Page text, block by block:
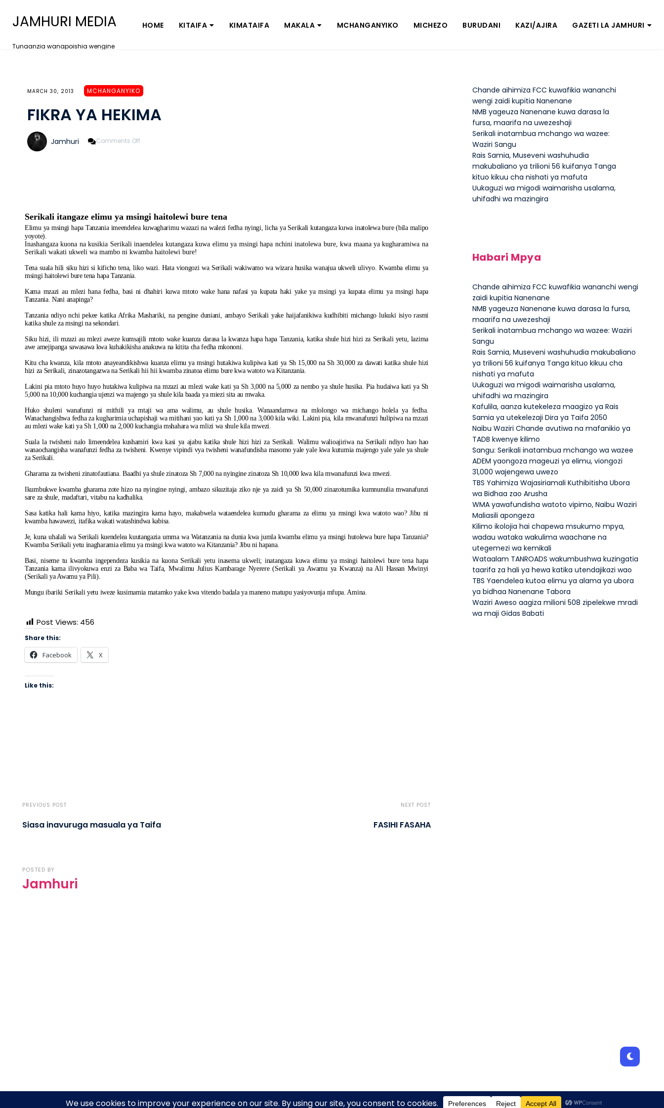
JAMHURI MEDIA
Tunaanzia wanapoishia wengine
HOME KITAIFA KIMATAIFA MAKALA MCHANGANYIKO MICHEZO BURUDANI KAZI/AJIRA GAZETI LA JAMHURI
MARCH 30, 2013 MCHANGANYIKO
FIKRA YA HEKIMA
Jamhuri Comments Off
Serikali itangaze elimu ya msingi haitolewi bure tena
Elimu ya msingi hapa Tanzania imeendelea kuwagharimu wazazi na walezi fedha nyingi, licha ya Serikali kutangaza kuwa inatolewa bure (bila malipo
yoyote).
Inashangaza kuona na kusikia Serikali inaendelea kutangaza kuwa elimu ya msingi hapa nchini inatolewa bure, kwa maana ya kugharamiwa na
Serikali wakati ukweli wa mambo ni kwamba haitolewi bure!
Tena suala hili siku hizi si kificho tena, liko wazi. Hata viongozi wa Serikali wakiwamo wa wizara husika wanajua ukweli ulivyo. Kwamba elimu ya
msingi haitolewi bure tena hapa Tanzania.
Kama mzazi au mlezi hana fedha, basi ni dhahiri kuwa mtoto wake hana nafasi ya kupata haki yake ya msingi ya kupata elimu ya msingi hapa
Tanzania. Nani anapinga?
Tanzania ndiyo nchi pekee katika Afrika Mashariki, na pengine duniani, ambayo Serikali yake haijafanikiwa kudhibiti michango lukuki isiyo rasmi
katika shule za msingi na sekondari.
Siku hizi, ili mzazi au mlezi aweze kumsajili mtoto wake kuanza darasa la kwanza hapa hapa Tanzania, katika shule hizi hizi za Serikali yetu, lazima
awe amejipanga sawasawa kwa kuhakikisha anakuwa na kitita cha fedha mkononi.
Kitu cha kwanza, kila mtoto anayeandikishwa kuanza elimu ya msingi hutakiwa kulipiwa kati ya Sh 15,000 na Sh 30,000 za dawati katika shule hizi
hizi za Serikali, zinazotangazwa na Serikali hii hii kwamba zinatoa elimu bure kwa watoto wa Kitanzania.
Lakini pia mtoto huyo huyo hutakiwa kulipiwa na mzazi au mlezi wake kati ya Sh 3,000 na 5,000 za nembo ya shule husika. Pia hudaiwa kati ya Sh
5,000 na 10,000 kuchangia ujenzi wa majengo ya shule kila baada ya miezi sita au mwaka.
Huko shuleni wanafunzi ni mithili ya mtaji wa ama walimu, au shule husika. Wanaandamwa na mlolongo wa michango holela ya fedha.
Wanachangishwa fedha za kugharimia uchapishaji wa mitihani yao kati ya Sh 1,000 na 3,000 kila wiki. Lakini pia, kila mwanafunzi hulipiwa na mzazi
au mlezi wake kati ya Sh 1,000 na 2,000 kuchangia mshahara wa mlizi wa shule kila mwezi.
Suala la twisheni nalo limeendelea kushamiri kwa kasi ya ajabu katika shule hizi hizi za Serikali. Walimu walioajiriwa na Serikali ndiyo hao hao
wanaochangisha wanafunzi fedha za twisheni. Kwenye vipindi vya twisheni wanafundisha masomo yale yale kwa kutumia majengo yale yale ya shule
za Serikali.
Gharama za twisheni zinatofautiana. Baadhi ya shule zinatoza Sh 7,000 na nyingine zinatoza Sh 10,000 kwa kila mwanafunzi kwa mwezi.
Ikumbukwe kwamba gharama zote hizo na nyingine nyingi, ambazo sikuzitaja ziko nje ya zaidi ya Sh 50,000 zinazotumika kumnunulia mwanafunzi
sare za shule, madaftari, vitabu na kadhalika.
Sasa katika hali kama hiyo, katika mazingira kama hayo, makabwela wataendelea kumudu gharama za elimu ya msingi kwa watoto wao? Jibu ni
kwamba hawawezi, itafika wakati watashindwa kabisa.
Je, kuna uhalali wa Serikali kuendelea kuutangazia umma wa Watanzania na dunia kwa jumla kwamba elimu ya msingi hutolewa bure hapa Tanzania?
Kwamba Serikali yetu inagharamia elimu ya msingi kwa watoto wa Kitanzania? Jibu ni hapana.
Basi, niseme tu kwamba ingependeza kusikia na kuona Serikali yetu inasema ukweli; inatangaza kuwa elimu ya msingi haitolewi bure tena hapa
Tanzania kama ilivyokuwa enzi za Baba wa Taifa, Mwalimu Julius Kambarage Nyerere (Serikali ya Awamu ya Kwanza) na Ali Hassan Mwinyi
(Serikali ya Awamu ya Pili).
Mungu ibariki Serikali yetu iweze kusimamia matamko yake kwa vitendo badala ya maneno matupu yasiyovunja mfupa. Amina.
Post Views: 456
Share this:
Facebook X
Like this:
PREVIOUS POST
Siasa inavuruga masuala ya Taifa
NEXT POST
FASIHI FASAHA
POSTED BY
Jamhuri
Chande aihimiza FCC kuwafikia wananchi
wengi zaidi kupitia Nanenane
NMB yageuza Nanenane kuwa darasa la
fursa, maarifa na uwezeshaji
Serikali inatambua mchango wa wazee:
Waziri Sangu
Rais Samia, Museveni washuhudia
makubaliano ya trilioni 56 kuifanya Tanga
kituo kikuu cha nishati ya mafuta
Uukaguzi wa migodi waimarisha usalama,
uhifadhi wa mazingira
Habari Mpya
Chande aihimiza FCC kuwafikia wananchi wengi
zaidi kupitia Nanenane
NMB yageuza Nanenane kuwa darasa la fursa,
maarifa na uwezeshaji
Serikali inatambua mchango wa wazee: Waziri
Sangu
Rais Samia, Museveni washuhudia makubaliano
ya trilioni 56 kuifanya Tanga kituo kikuu cha
nishati ya mafuta
Uukaguzi wa migodi waimarisha usalama,
uhifadhi wa mazingira
Kafulila, aanza kutekeleza maagizo ya Rais
Samia ya utekelezaji Dira ya Taifa 2050
Naibu Waziri Chande avutiwa na mafanikio ya
TADB kwenye kilimo
Sangu: Serikali inatambua mchango wa wazee
ADEM yaongoza mageuzi ya elimu, viongozi
31,000 wajengewa uwezo
TBS Yahimiza Wajasiriamali Kuthibitisha Ubora
wa Bidhaa zao Arusha
WMA yawafundisha watoto vipimo, Naibu Waziri
Maliasili apongeza
Kilimo ikolojia hai chapewa msukumo mpya,
wadau wataka wakulima waachane na
utegemezi wa kemikali
Wataalam TANROADS wakumbushwa kuzingatia
taarifa za hali ya hewa katika utendajikazi wao
TBS Yaendelea kutoa elimu ya alama ya ubora
ya bidhaa Nanenane Tabora
Waziri Aweso aagiza milioni 508 zipelekwe mradi
wa maji Gidas Babati